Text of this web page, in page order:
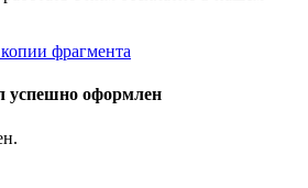
копии фрагмента
успешно оформлен